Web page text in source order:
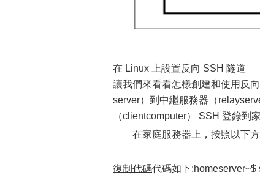
在 Linux 上設置反向 SSH 隧道
讓我們來看看怎樣創建和使用反
server）到中繼服務器（
（clientcomputer） SSH 登錄到
在家庭服務器上，按照以下
復制代碼代碼如下